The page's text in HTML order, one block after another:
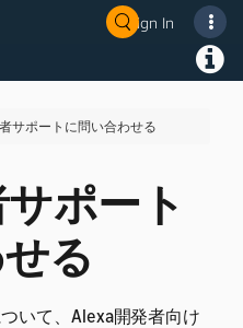
Sign In
サポートに問い合わせる
ポート
る
いて、Alexa開発者向け